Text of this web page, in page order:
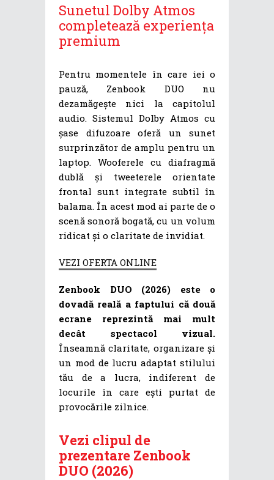
Sunetul Dolby Atmos
completează experiența
premium
Pentru momentele în care iei o
pauză, Zenbook DUO nu
dezamăgește nici la capitolul
audio. Sistemul Dolby Atmos cu
șase difuzoare oferă un sunet
surprinzător de amplu pentru un
laptop. Wooferele cu diafragmă
dublă și tweeterele orientate
frontal sunt integrate subtil în
balama. În acest mod ai parte de o
scenă sonoră bogată, cu un volum
ridicat și o claritate de invidiat.
VEZI OFERTA ONLINE
Zenbook DUO (2026) este o
dovadă reală a faptului că două
ecrane reprezintă mai mult
decât spectacol vizual.
Înseamnă claritate, organizare și
un mod de lucru adaptat stilului
tău de a lucra, indiferent de
locurile în care ești purtat de
provocările zilnice.
Vezi clipul de
prezentare Zenbook
DUO (2026)